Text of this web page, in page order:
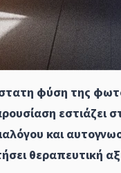
φύση της
και
θεραπευτική